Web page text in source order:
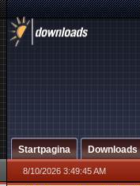
Startpagina Downloads
8/10/2026 3:49:45 AM